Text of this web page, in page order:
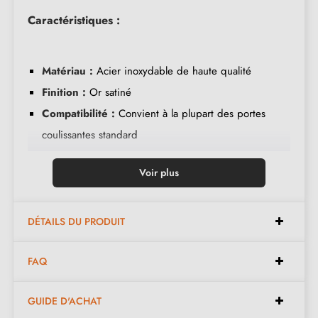
Caractéristiques :
Matériau : Acier inoxydable de haute qualité
Finition : Or satiné
Compatibilité : Convient à la plupart des portes
coulissantes standard
Dimensions :Longueur 160 mm x Largeur 16 mm x
Usage :Pour portes intérieures coulissantes
Avantages :
Voir plus
DÉTAILS DU PRODUIT
FAQ
GUIDE D'ACHAT